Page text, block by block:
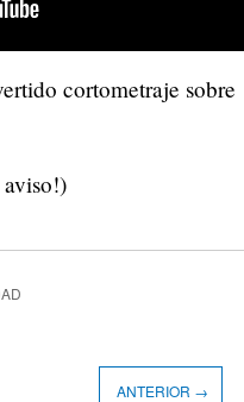
cortometraje sobre
aviso!)
ANTERIOR →